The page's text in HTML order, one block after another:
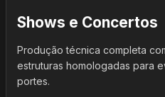
Shows e Concertos
Produção técnica completa
estruturas homologadas para
portes.